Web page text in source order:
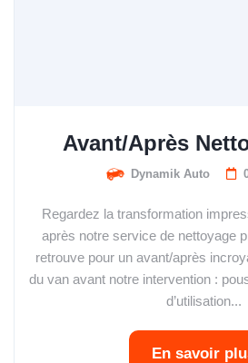
Avant/Après
Dynamik Auto
Regardez la transformation
après notre service de nettoyage
retrouve pour un avant/après
du van avant notre intervention :
d’utilisation...
En savoir